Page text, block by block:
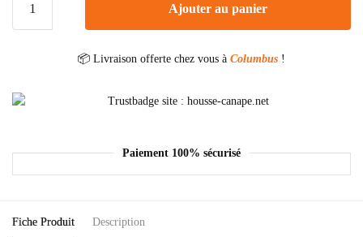
Ajouter au panier
📦 Livraison offerte chez vous à Columbus !
Paiement 100% sécurisé
Fiche Produit Description